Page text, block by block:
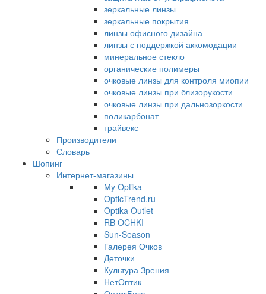
зеркальные линзы
зеркальные покрытия
линзы офисного дизайна
линзы с поддержкой аккомодации
минеральное стекло
органические полимеры
очковые линзы для контроля миопии
очковые линзы при близорукости
очковые линзы при дальнозоркости
поликарбонат
трайвекс
Производители
Словарь
Шопинг
Интернет-магазины
My Optika
OpticTrend.ru
Optika Outlet
RB OCHKI
Sun-Season
Галерея Очков
Деточки
Культура Зрения
НетОптик